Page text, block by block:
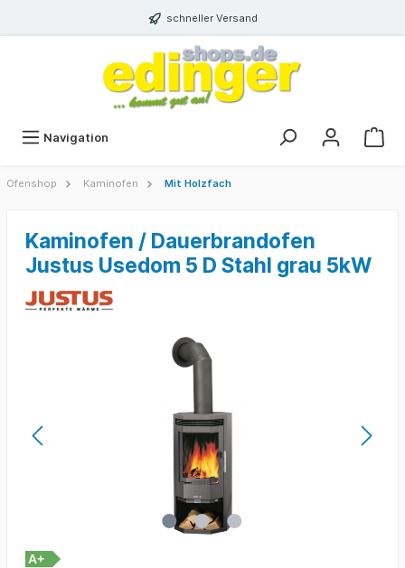
schneller Versand
Navigation
Ofenshop Kaminofen Mit Holzfach
Kaminofen / Dauerbrandofen
Justus Usedom 5 D Stahl grau 5kW
A+